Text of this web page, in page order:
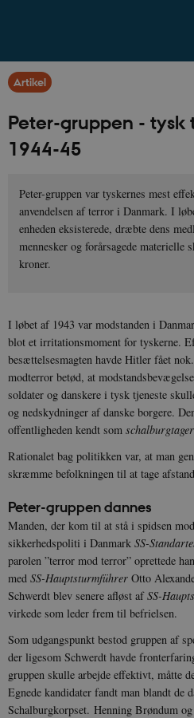
Artikel
Peter-gruppen - tysk
1944-45
Peter-gruppen var tyskernes mest
anvendelsen af terror i Danmark. I
enheden eksisterede, dræbte dens
mennesker og forårsagede materielle
kroner.
I løbet af 1943 var modstanden i
blot et irritationsmoment for tyskerne.
besættelsesmagten havde Hitler fået
modterror betød, at
soldater og danskere i tysk tjeneste
og nedskydninger af danske borgere.
offentligheden kendt som schalburgtager
Rationalet bag politikken var, at man
skræmme befolkningen til at tage
Peter-gruppen dannes
Manden, der kom til at stå i spidsen
sikkerhedspoliti i Danmark SS-
parolen ”terror mod terror” oprettede
med SS-Hauptsturmführer Otto
Schwerdt blev senere afløst afSS-
virkede som leder frem til befrielsen.
Som udgangspunkt bestod gruppen af
der ligesom Schwerdt havde
gruppen skulle arbejde effektivt, måtte
Egnede kandidater fandt man blandt
Schalburgkorpset. Henning Brøndum